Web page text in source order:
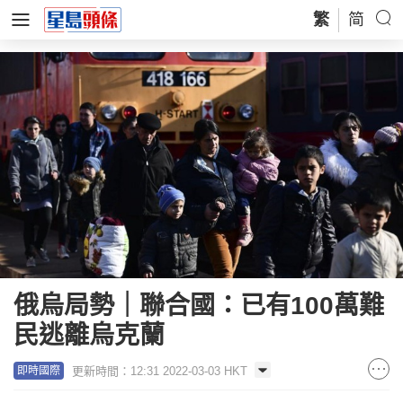
繁 简
俄烏局勢｜聯合國：已有100萬難
民逃離烏克蘭
即時國際 更新時間：12:31 2022-03-03 HKT